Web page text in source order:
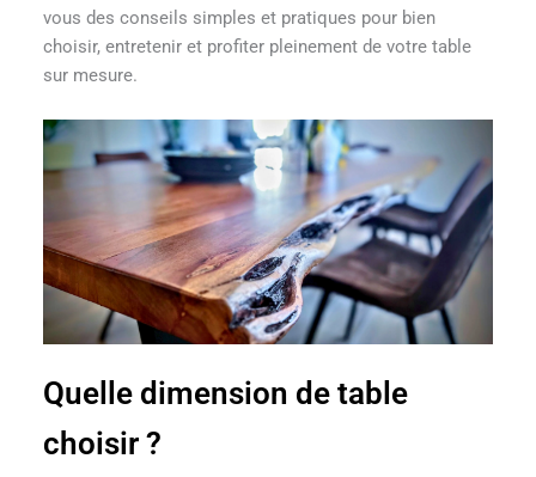
vous des conseils simples et pratiques pour bien
choisir, entretenir et profiter pleinement de votre table
sur mesure.
Quelle dimension de table
choisir ?